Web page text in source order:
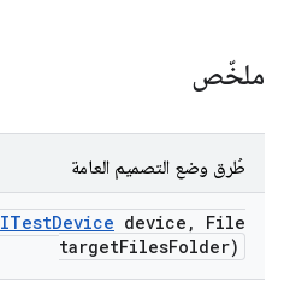
ملخّص
طُرق وضع التصميم العامة
ITestDevice device ,
File
targetFilesFolder)